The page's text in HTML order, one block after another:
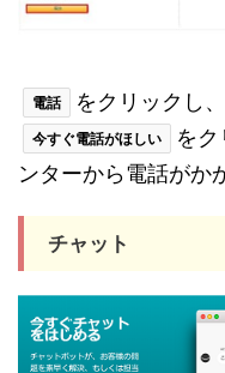
電話 をクリックし
今すぐ電話がほしい
を
ンターから電話がか
チャット